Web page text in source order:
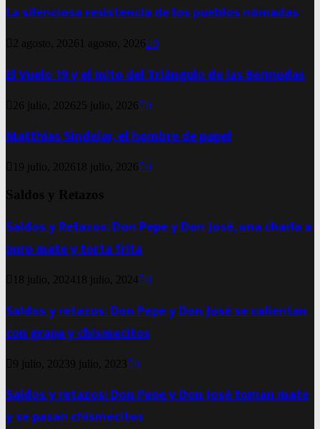
La silenciosa resistencia de los pueblos nómadas
2 agosto, 2026 1 agosto, 2026 0
El Vuelo 19 y el mito del Triángulo de las Bermudas
26 julio, 2026 25 julio, 2026 0
Matthias Sindelar, el hombre de papel
19 julio, 2026 18 julio, 2026 0
Saldos y Retazos
Saldos y Retazos: Don Pepe y Don José, una charla a
puro mate y torta frita
18 julio, 2024 18 julio, 2024 0
Saldos y retazos: Don Pepe y Don José se calientan
con grapa y chismecitos
9 julio, 20239 julio, 2023 0
Saldos y retazos: Don Pepe y Don José toman mate
y se pasan chismecitos